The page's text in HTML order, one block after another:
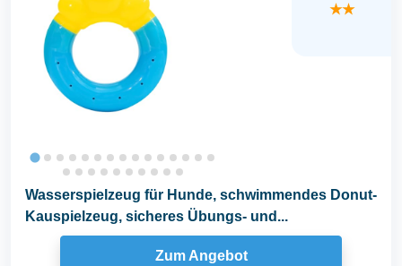
★★
Wasserspielzeug für Hunde, schwimmendes Donut-
Kauspielzeug, sicheres Übungs- und...
Zum Angebot